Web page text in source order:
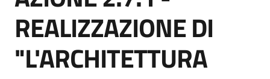
English
REALIZZAZIONE DI
"L'ARCHITETTURA